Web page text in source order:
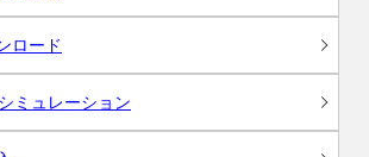
ロード
ミュレーション